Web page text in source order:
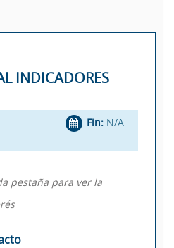
INDICADORES
Fin:N/A
pestaña para ver la